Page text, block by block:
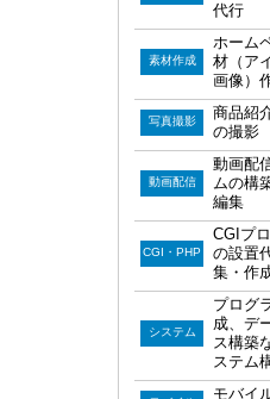
代行
素材作成
ホーム
材（ア
画像）
写真撮影
商品紹
の撮影
動画配信
動画配
ムの構
編集
CGI・PHP
CGIプ
の設置
集・作
システム
プログ
成、デ
ス構築
ステム
モバイ